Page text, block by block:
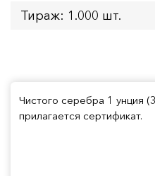
Тираж: 1.000 шт.
Чистого серебра 1 унция
прилагается сертификат.